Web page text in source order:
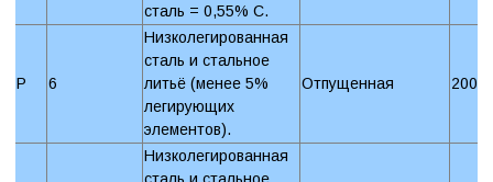
сталь = 0,55% C.
P 6
Низколегированная
сталь и стальное
литьё (менее 5%
легирующих
элементов).
Отпущенная 200
Низколегированная
сталь и стальное